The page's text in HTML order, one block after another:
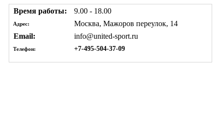
Время работы:
9.00 - 18.00
Адрес:
Москва, Мажоров переулок, 14
Email:
info@united-sport.ru
Телефон: +7-495-504-37-09